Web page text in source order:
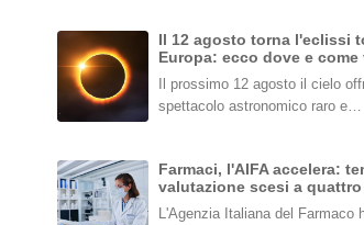
Il 12 agosto torna l'eclissi
Europa: ecco dove e come
Il prossimo 12 agosto il cielo
spettacolo astronomico raro e…
Farmaci, l'AIFA accelera:
valutazione scesi a quattro
L'Agenzia Italiana del Farmaco